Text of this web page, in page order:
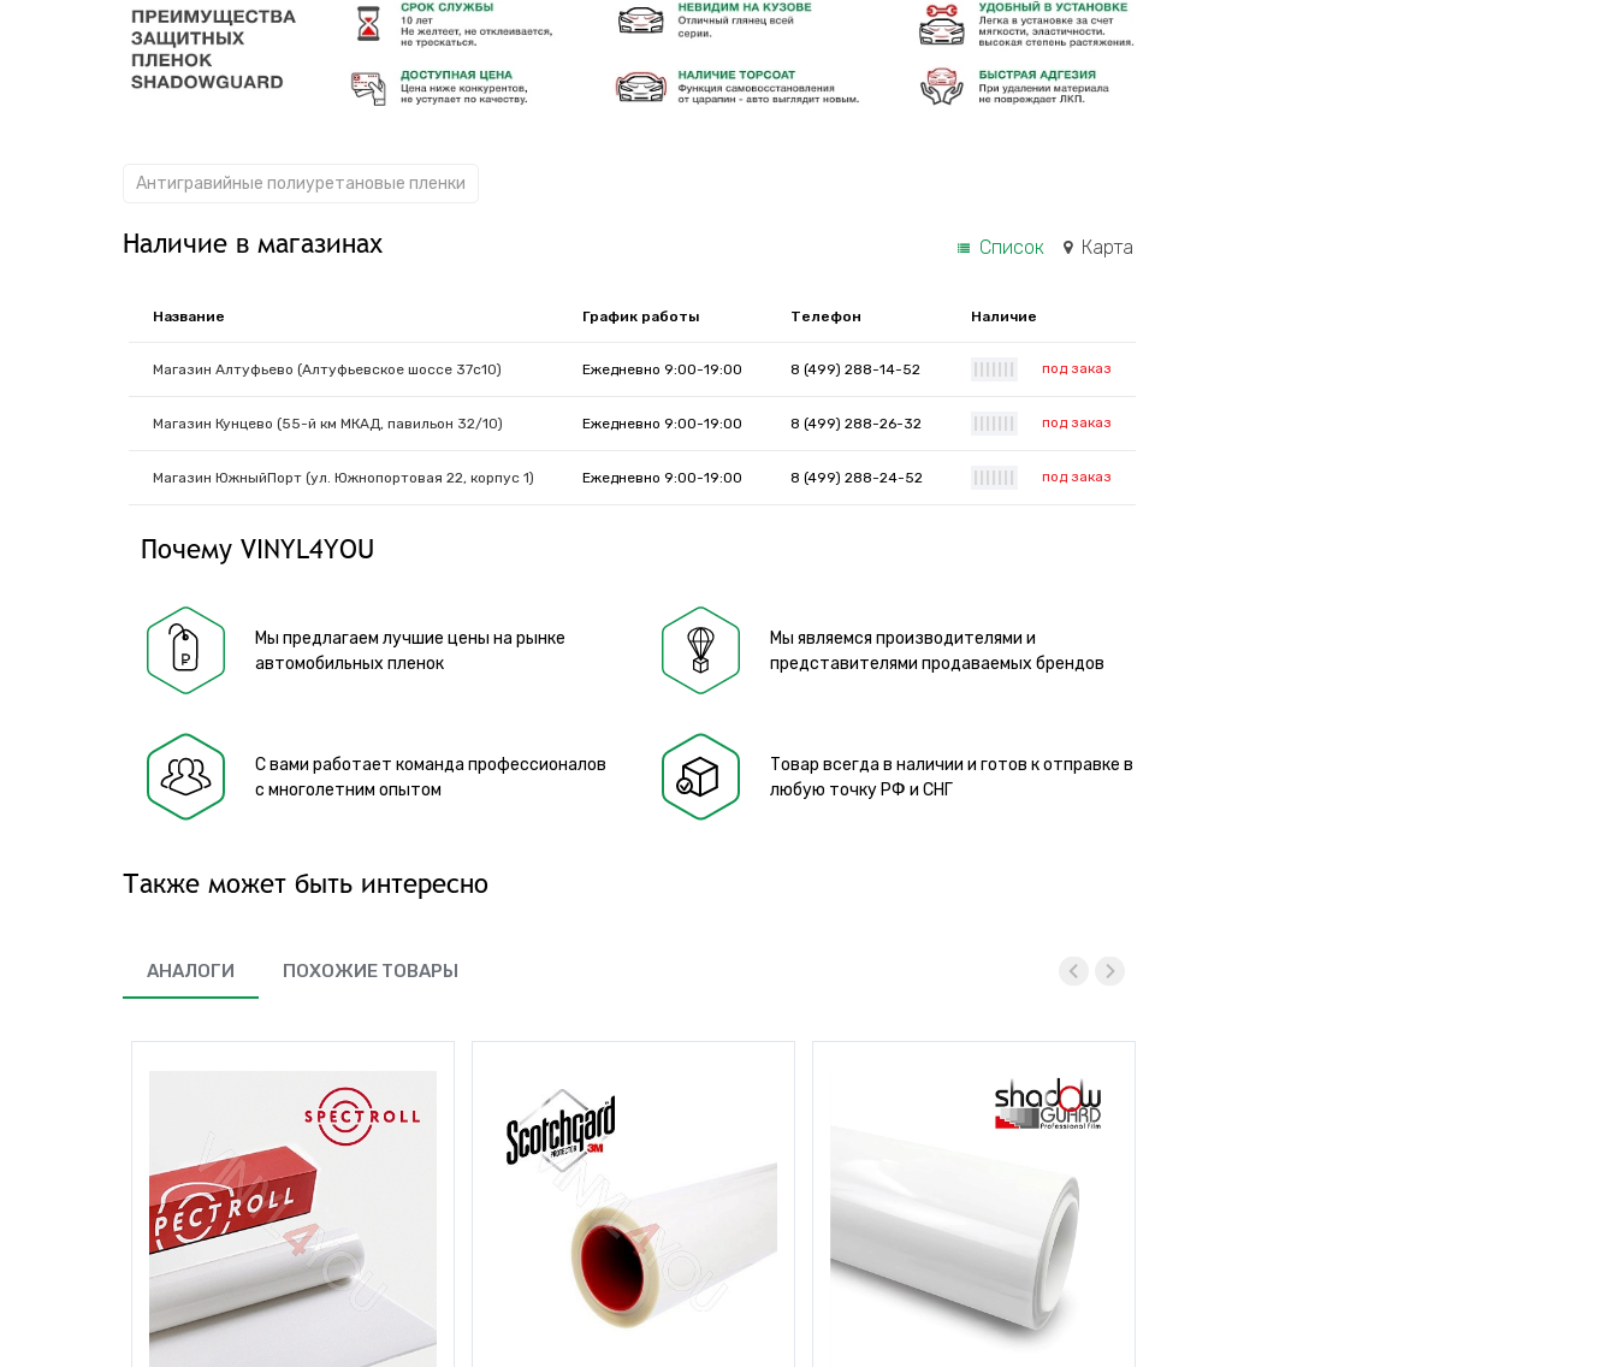
Антигравийные полиуретановые пленки
Наличие в магазинах Список Карта
Название График работы Телефон Наличие
Магазин Алтуфьево (Алтуфьевское шоссе 37с10) Ежедневно 9:00-19:00 8 (499) 288-14-52 под заказ
Магазин Кунцево (55-й км МКАД, павильон 32/10) Ежедневно 9:00-19:00 8 (499) 288-26-32 под заказ
Магазин ЮжныйПорт (ул. Южнопортовая 22, корпус 1) Ежедневно 9:00-19:00 8 (499) 288-24-52 под заказ
Почему VINYL4YOU
Мы предлагаем лучшие цены на рынке
автомобильных пленок
Мы являемся производителями и
представителями продаваемых брендов
С вами работает команда профессионалов
с многолетним опытом
Товар всегда в наличии и готов к отправке в
любую точку РФ и СНГ
Также может быть интересно
АНАЛОГИ ПОХОЖИЕ ТОВАРЫ